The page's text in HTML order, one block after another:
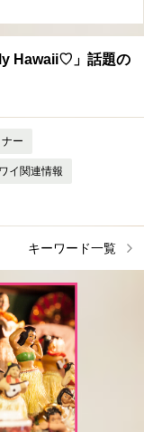
Hawaii♡」話題の
ー
イ関連情報
キーワード一覧